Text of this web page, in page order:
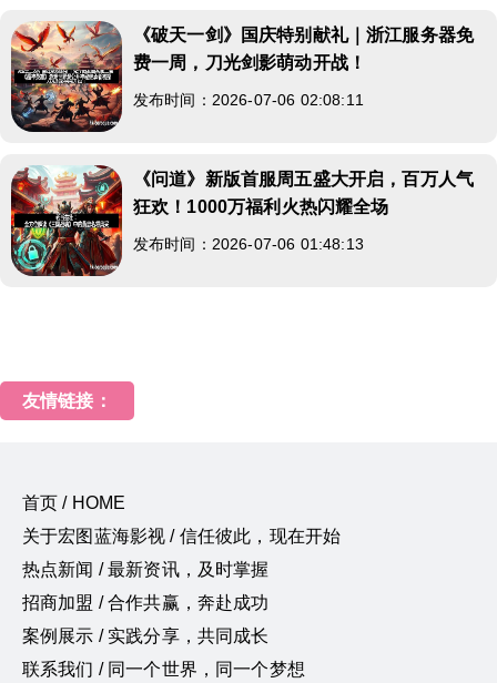
《破天一剑》国庆特别献礼｜浙江服务器免
费一周，刀光剑影萌动开战！
发布时间：2026-07-06 02:08:11
《问道》新版首服周五盛大开启，百万人气
狂欢！1000万福利火热闪耀全场
发布时间：2026-07-06 01:48:13
友情链接：
首页 / HOME
关于宏图蓝海影视 / 信任彼此，现在开始
热点新闻 / 最新资讯，及时掌握
招商加盟 / 合作共赢，奔赴成功
案例展示 / 实践分享，共同成长
联系我们 / 同一个世界，同一个梦想